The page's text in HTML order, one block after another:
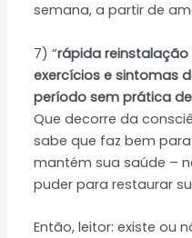
semana, a partir de
7) “rápida
exercícios e sintomas
período sem prática
Que decorre da
sabe que faz bem
mantém sua saúde –
puder para restaurar
Então, leitor: existe ou